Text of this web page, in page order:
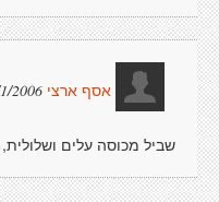
אסף ארצי 14:26:02
שביל מכוסה עלים